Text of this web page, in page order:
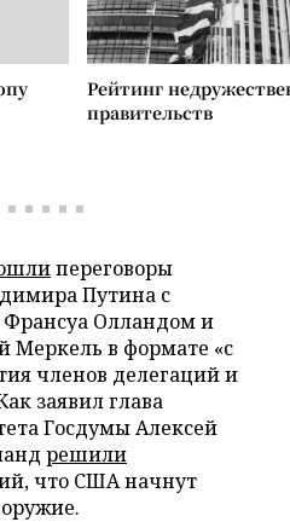
Рейтинг
правительств
переговоры
Путина с
Олландом и
Меркель в формате «с
членов делегаций и
заявил глава
Госдумы Алексей
решили
что США начнут